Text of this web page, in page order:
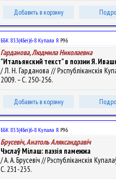
Добавить в корзину
ББК 83.3(4Беі)6-8 Купала Я.Р96
Гарданова, Людмила Николаевна
"Итальянский текст" в поэзии Я.
/ Л. Н. Гарданова // Рэспубліканскія
2009. – С. 250-256.
Добавить в корзину
ББК 83.3(4Беі)6-8 Купала Я.Р96
Брусевіч, Анатоль Аляксандравіч
Чэслаў Мілаш: паэзія памежжа
/ А. А. Брусевіч // Рэспубліканскія
С. 231-235.